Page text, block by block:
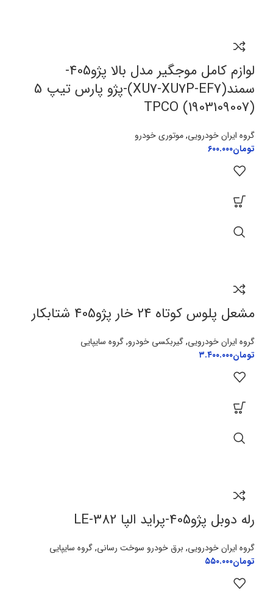
لوازم کامل موجگیر مدل بالا پژو405-
سمند(XU7-XU7P-EF7)-پژو پارس تیپ 5
TPCO (1903109007)
گروه ایران خودرویی,موتوری خودرو
تومان۶۰۰.۰۰۰
مشعل پلوس کوتاه 24 خار پژو405 شتابکار
گروه ایران خودرویی,گیربکسی خودرو,گروه سایپایی
تومان۳.۴۰۰.۰۰۰
رله دوبل پژو405-پراید الپا LE-382
گروه ایران خودرویی, برق خودرو سوخت رسانی,گروه سایپایی
تومان۵۵۰.۰۰۰